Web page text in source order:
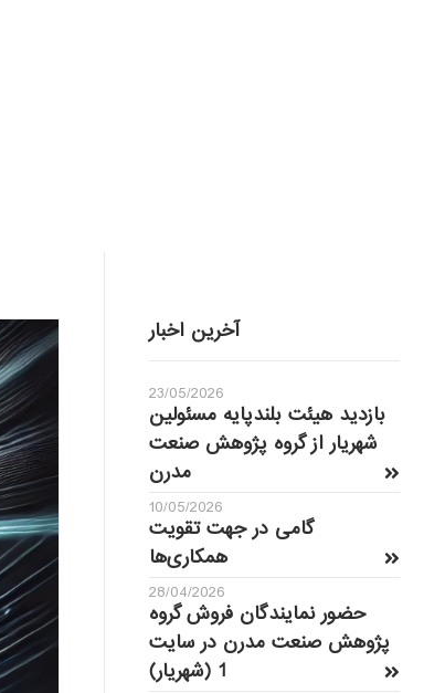
آخرین اخبار
23/05/2026
بازدید هیئت بلندپایه مسئولین
شهریار از گروه پژوهش صنعت
مدرن
10/05/2026
گامی در جهت تقویت
همکاری‌ها
28/04/2026
حضور نمایندگان فروش گروه
پژوهش صنعت مدرن در سایت
1 (شهریار)